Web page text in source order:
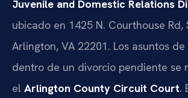
Juvenile and Domestic Relations
ubicado en 1425 N. Courthouse Rd,
Arlington, VA 22201. Los asuntos
dentro de un divorcio pendiente se
el Arlington County Circuit Court.